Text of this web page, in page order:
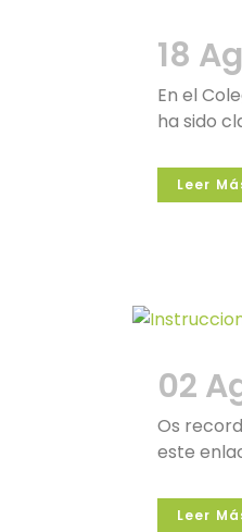
18
En el
ha sido
Leer
02
Os
este
Leer